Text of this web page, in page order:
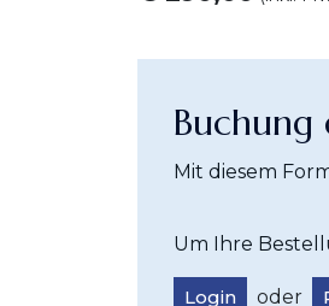
Buchung
Mit diesem
Um Ihre
Login oder